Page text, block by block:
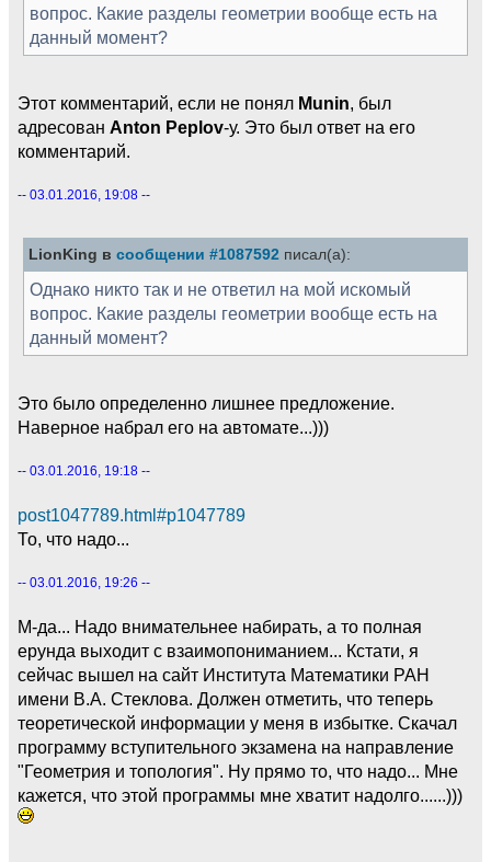
вопрос. Какие разделы геометрии вообще есть на
данный момент?
Этот комментарий, если не понял Munin, был
адресован Anton Peplov-у. Это был ответ на его
комментарий.
-- 03.01.2016, 19:08 --
LionKing в сообщении #1087592 писал(а):
Однако никто так и не ответил на мой искомый
вопрос. Какие разделы геометрии вообще есть на
данный момент?
Это было определенно лишнее предложение.
Наверное набрал его на автомате...)))
-- 03.01.2016, 19:18 --
post1047789.html#p1047789
То, что надо...
-- 03.01.2016, 19:26 --
М-да... Надо внимательнее набирать, а то полная
ерунда выходит с взаимопониманием... Кстати, я
сейчас вышел на сайт Института Математики РАН
имени В.А. Стеклова. Должен отметить, что теперь
теоретической информации у меня в избытке. Скачал
программу вступительного экзамена на направление
"Геометрия и топология". Ну прямо то, что надо... Мне
кажется, что этой программы мне хватит надолго......)))